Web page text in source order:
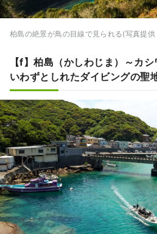
柏島の絶景が鳥の目線で見られる(写真提
【f】柏島（かしわじま）～カ
いわずとしれたダイビングの聖